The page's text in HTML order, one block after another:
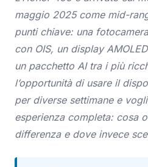
maggio 2025 come mid-
punti chiave: una
con OIS, un display
un pacchetto AI tra i più
l’opportunità di usare il
per diverse settimane e
esperienza completa: cosa
differenza e dove invece